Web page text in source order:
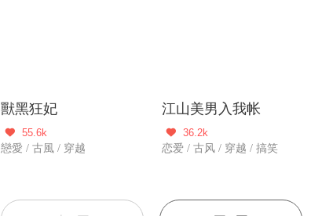
獸黑狂妃

55.6k
戀愛 / 古風 / 穿越
江山美男入我帐

36.2k
恋爱 / 古风 / 穿越 / 搞笑